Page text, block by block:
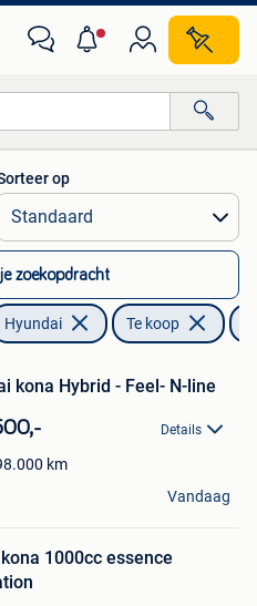
op
zoekopdracht
Hyundai Te koop
kona Hybrid - Feel- N-line
Details
km
Vandaag
1000cc essence